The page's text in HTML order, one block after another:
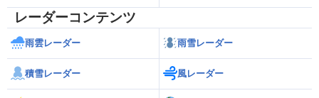
レーダーコンテンツ
雨雲レーダー 雨雪レーダー
積雪レーダー 風レーダー